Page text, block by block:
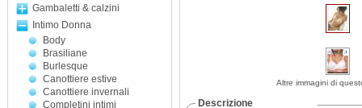
Gambaletti & calzini
Intimo Donna
Body
Brasiliane
Burlesque
Canottiere estive
Canottiere invernali
Completini intimi
Altre immagini di
Descrizione